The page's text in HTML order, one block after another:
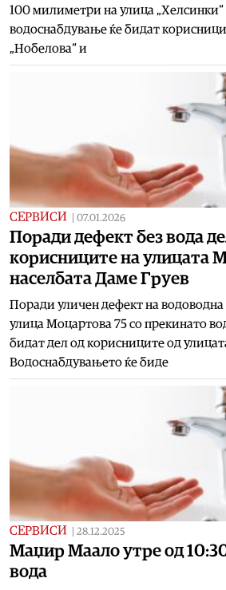
100 милиметри на улица „Хелсинки“
водоснабдување ќе бидат
„Нобелова“ и
СЕРВИСИ 07.01.2026
Поради дефект без вода
корисниците на улицата
населбата Даме Груев
Поради уличен дефект на
улица Моцартова 75 со прекинато
бидат дел од корисниците од
Водоснабдувањето ќе биде
СЕРВИСИ 28.12.2025
Маџир Маало утре од
вода